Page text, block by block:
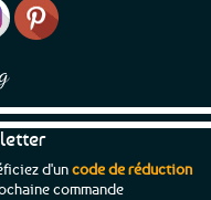
d'uncode de réduction
commande